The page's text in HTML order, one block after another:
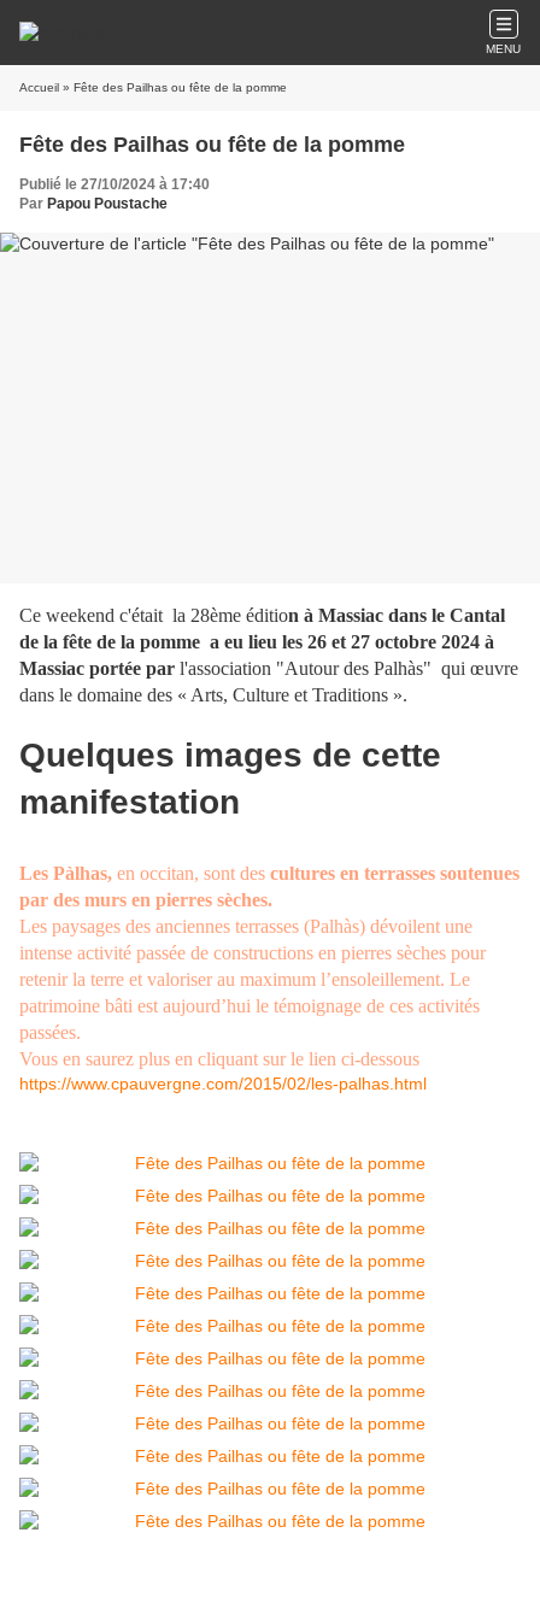
MENU
Accueil » Fête des Pailhas ou fête de la pomme
Fête des Pailhas ou fête de la pomme
Publié le 27/10/2024 à 17:40
Par Papou Poustache
Ce weekend c'était la 28ème édition à Massiac dans le Cantal
de la fête de la pomme a eu lieu les 26 et 27 octobre 2024 à
Massiac portée par l'association "Autour des Palhàs" qui œuvre
dans le domaine des « Arts, Culture et Traditions ».
Quelques images de cette
manifestation
Les Pàlhas, en occitan, sont des cultures en terrasses soutenues
par des murs en pierres sèches.
Les paysages des anciennes terrasses (Palhàs) dévoilent une
intense activité passée de constructions en pierres sèches pour
retenir la terre et valoriser au maximum l’ensoleillement. Le
patrimoine bâti est aujourd’hui le témoignage de ces activités
passées.
Vous en saurez plus en cliquant sur le lien ci-dessous
https://www.cpauvergne.com/2015/02/les-palhas.html